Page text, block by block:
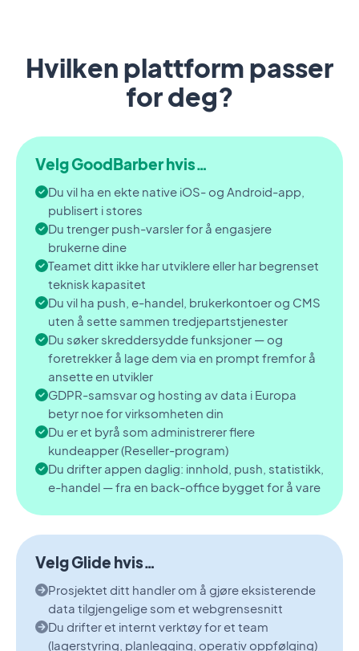
Hvilken plattform passer
for deg?
Velg GoodBarber hvis…
Du vil ha en ekte native iOS- og Android-app,
publisert i stores
Du trenger push-varsler for å engasjere
brukerne dine
Teamet ditt ikke har utviklere eller har begrenset
teknisk kapasitet
Du vil ha push, e-handel, brukerkontoer og CMS
uten å sette sammen tredjepartstjenester
Du søker skreddersydde funksjoner — og
foretrekker å lage dem via en prompt fremfor å
ansette en utvikler
GDPR-samsvar og hosting av data i Europa
betyr noe for virksomheten din
Du er et byrå som administrerer flere
kundeapper (Reseller-program)
Du drifter appen daglig: innhold, push, statistikk,
e-handel — fra en back-office bygget for å vare
Velg Glide hvis…
Prosjektet ditt handler om å gjøre eksisterende
data tilgjengelige som et webgrensesnitt
Du drifter et internt verktøy for et team
(lagerstyring, planlegging, operativ oppfølging)